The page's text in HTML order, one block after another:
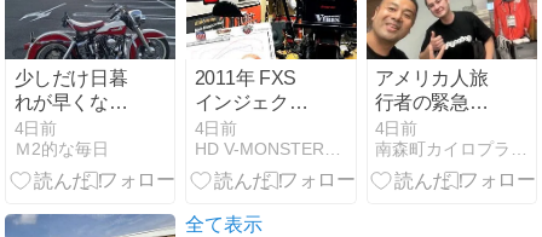
少しだけ日暮
れが早くなっ
た気がして、
4日前
Ｍ2的な毎日
2011年 FXS
インジェクシ
ョンチューニ
ング〜
4日前
アメリカ人旅
行者の緊急対
応しました
4日前
全て表示